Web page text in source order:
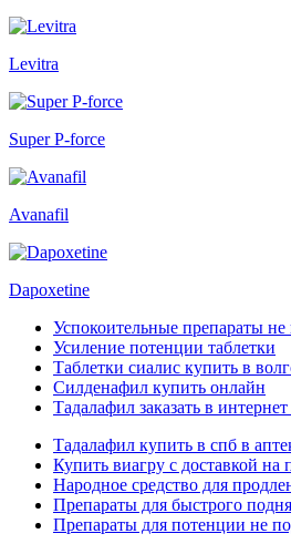
Levitra
Super P-force
Avanafil
Dapoxetine
Успокоительные препараты
Усиление потенции таблетки
Таблетки сиалис купить в
Силденафил купить онлайн
Тадалафил заказать в
Тадалафил купить в спб в
Купить виагру с доставкой на
Народное средство для
Препараты для быстрого
Препараты для потенции не